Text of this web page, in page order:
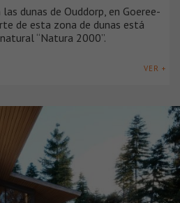
dunas de Ouddorp, en Goeree-
de esta zona de dunas está
“Natura 2000”.
VER +